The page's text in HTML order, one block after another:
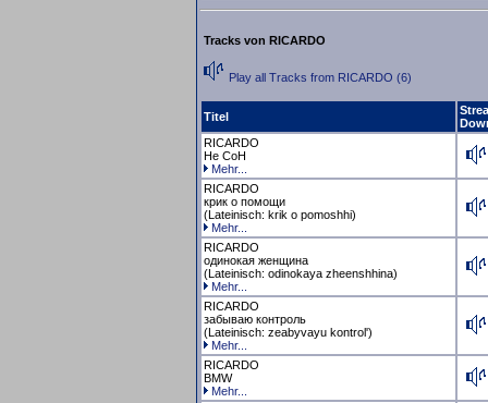
Tracks von RICARDO
Play all Tracks from RICARDO (6)
Titel
RICARDO
He CoH
Mehr...
RICARDO
крик о помощи
(Lateinisch: krik o pomoshhi)
Mehr...
RICARDO
одинокая женщина
(Lateinisch: odinokaya zheenshhina)
Mehr...
RICARDO
забываю контроль
(Lateinisch: zeabyvayu kontrol')
Mehr...
RICARDO
BMW
Mehr...